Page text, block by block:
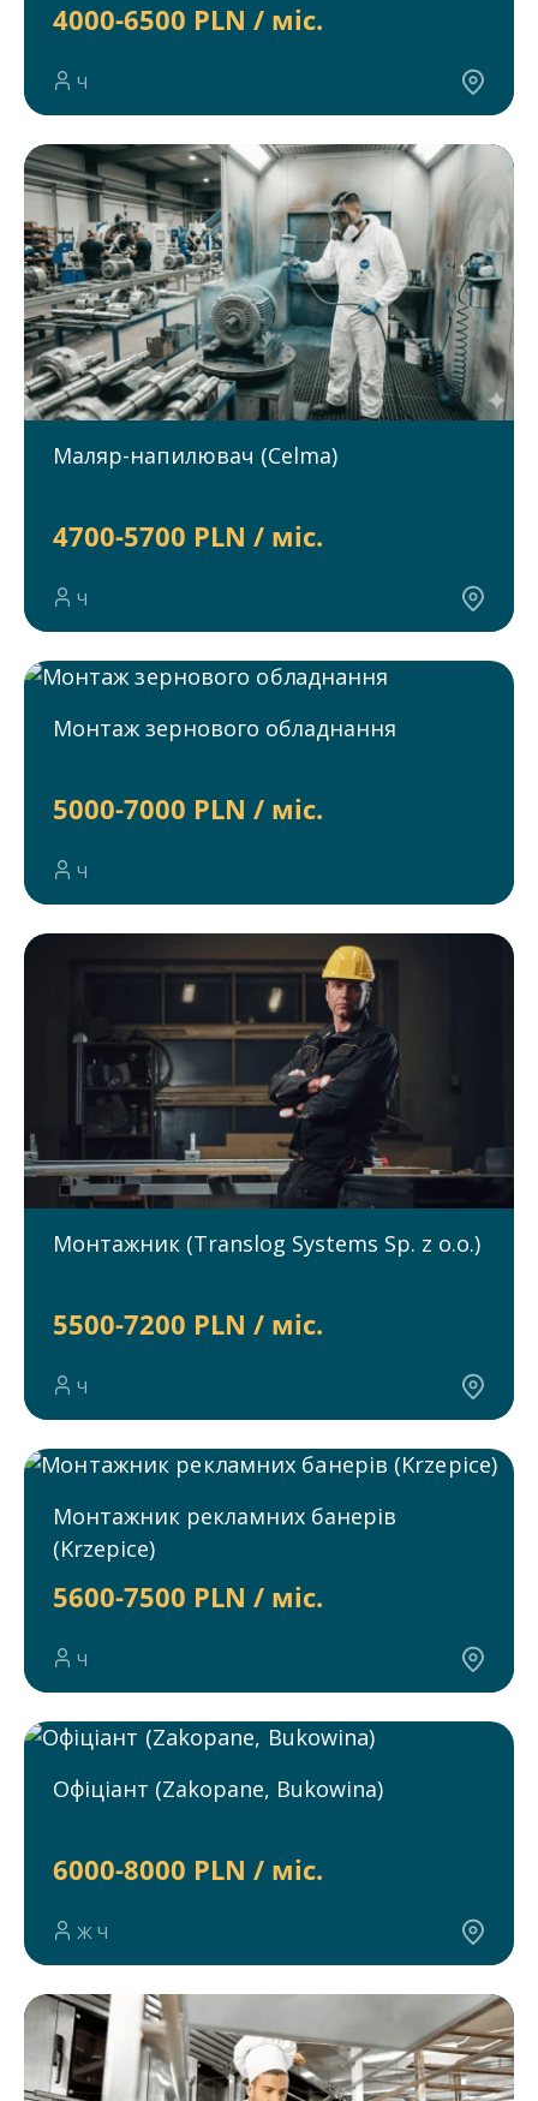
4000-6500 PLN / міс.
Ч
Маляр-напилювач (Celma)
4700-5700 PLN / міс.
Ч
Монтаж зернового обладнання
5000-7000 PLN / міс.
Ч
Монтажник (Translog Systems Sp. z o.o.)
5500-7200 PLN / міс.
Ч
Монтажник рекламних банерів
(Krzepice)
5600-7500 PLN / міс.
Ч
Офіціант (Zakopane, Bukowina)
6000-8000 PLN / міс.
Ж Ч